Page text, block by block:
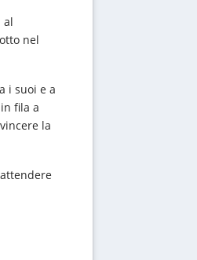
al
nel
i suoi e a
fila a
la